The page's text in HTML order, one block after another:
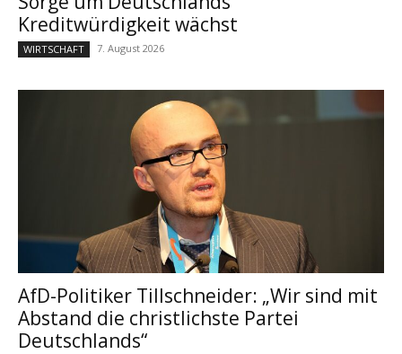
Kreditwürdigkeit wächst
WIRTSCHAFT 7. August 2026
AfD-Politiker Tillschneider: „Wir sind mit
Abstand die christlichste Partei
Deutschlands“